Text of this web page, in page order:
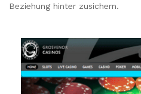
Beziehung hinter zusichern.